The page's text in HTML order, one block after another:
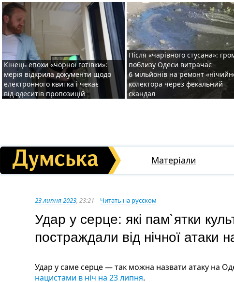
Кінець епохи «чорної готівки»:
мерія відкрила документи щодо
електронного квитка і чекає
від одеситів пропозицій
Після «чарівного стусана»:
поблизу Одеси витрачає
6 мільйонів на ремонт
колектора через фекальний
скандал
Матеріали
23 липня 2023, 23:21 Читать на русском
Удар у серце: які пам`ятки
постраждали від нічної атаки
Удар у саме серце — так можна назвати атаку на
нацистами в ніч на 23 липня.